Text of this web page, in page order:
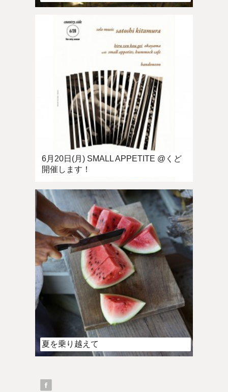
6月20日(月) SMALL APPETITE @くど
開催します！
夏を乗り越えて